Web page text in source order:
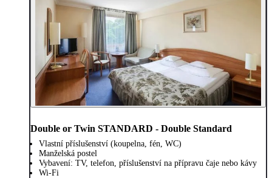
Double or Twin STANDARD - Double Standard
Vlastní příslušenství (koupelna, fén, WC)
Manželská postel
Vybavení: TV, telefon, příslušenství na přípravu čaje nebo kávy
Wi-Fi